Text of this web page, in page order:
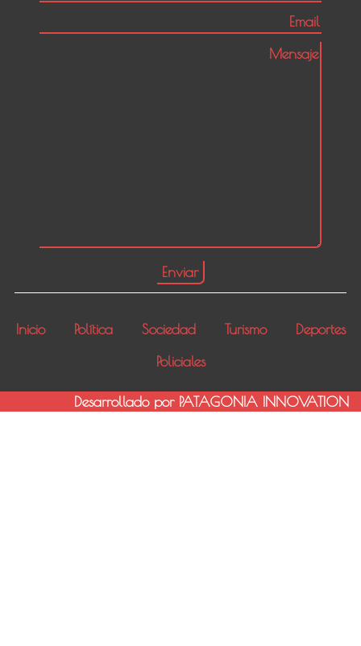
Inicio Política Sociedad Turismo
Deportes
Policiales
Desarrollado por PATAGONIA INNOVATION